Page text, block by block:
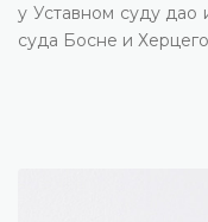
у Уставном суду дао
суда Босне и